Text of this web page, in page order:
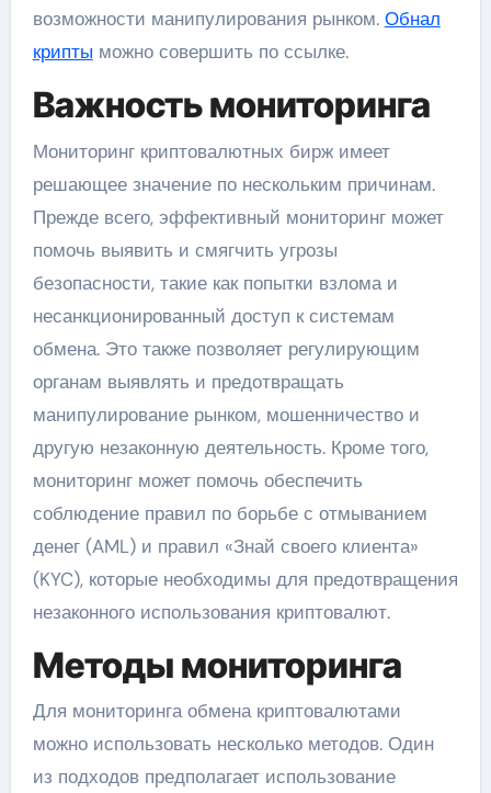
возможности манипулирования рынком. Обнал
крипты можно совершить по ссылке.
Важность мониторинга
Мониторинг криптовалютных бирж имеет
решающее значение по нескольким причинам.
Прежде всего, эффективный мониторинг может
помочь выявить и смягчить угрозы
безопасности, такие как попытки взлома и
несанкционированный доступ к системам
обмена. Это также позволяет регулирующим
органам выявлять и предотвращать
манипулирование рынком, мошенничество и
другую незаконную деятельность. Кроме того,
мониторинг может помочь обеспечить
соблюдение правил по борьбе с отмыванием
денег (AML) и правил «Знай своего клиента»
(KYC), которые необходимы для предотвращения
незаконного использования криптовалют.
Методы мониторинга
Для мониторинга обмена криптовалютами
можно использовать несколько методов. Один
из подходов предполагает использование